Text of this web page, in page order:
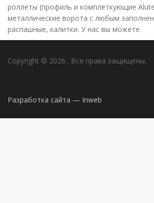
роллеты (профиль и комплеткующие
металлические ворота с любым
распашные, калитки. У нас вы можете
Copyright © 2026 . Все права защищены.
Разработка сайта — Inweb